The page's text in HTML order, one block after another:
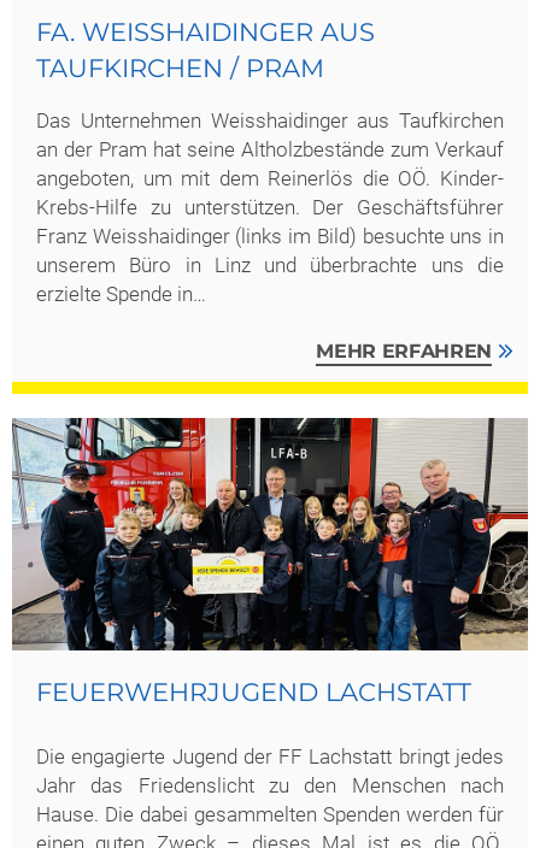
FA. WEISSHAIDINGER AUS
TAUFKIRCHEN / PRAM
Das Unternehmen Weisshaidingeraus Taufkirchen
an der Pram hat seine Altholzbestände zum Verkauf
angeboten, um mit dem Reinerlös die OÖ. Kinder-
Krebs-Hilfe zu unterstützen. Der Geschäftsführer
Franz Weisshaidinger (links im Bild) besuchte uns in
unserem Büro in Linz und überbrachte uns die
erzielte Spende in…
MEHR ERFAHREN
FEUERWEHRJUGEND LACHSTATT
Die engagierte Jugend der FF Lachstatt bringt jedes
Jahr das Friedenslicht zu den Menschen nach
Hause. Die dabei gesammelten Spenden werden für